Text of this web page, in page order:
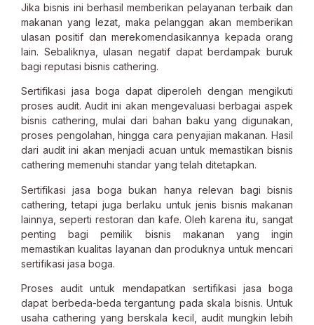
Jika bisnis ini berhasil memberikan pelayanan terbaik dan
makanan yang lezat, maka pelanggan akan memberikan
ulasan positif dan merekomendasikannya kepada orang
lain. Sebaliknya, ulasan negatif dapat berdampak buruk
bagi reputasi bisnis cathering.
Sertifikasi jasa boga dapat diperoleh dengan mengikuti
proses audit. Audit ini akan mengevaluasi berbagai aspek
bisnis cathering, mulai dari bahan baku yang digunakan,
proses pengolahan, hingga cara penyajian makanan. Hasil
dari audit ini akan menjadi acuan untuk memastikan bisnis
cathering memenuhi standar yang telah ditetapkan.
Sertifikasi jasa boga bukan hanya relevan bagi bisnis
cathering, tetapi juga berlaku untuk jenis bisnis makanan
lainnya, seperti restoran dan kafe. Oleh karena itu, sangat
penting bagi pemilik bisnis makanan yang ingin
memastikan kualitas layanan dan produknya untuk mencari
sertifikasi jasa boga.
Proses audit untuk mendapatkan sertifikasi jasa boga
dapat berbeda-beda tergantung pada skala bisnis. Untuk
usaha cathering yang berskala kecil, audit mungkin lebih